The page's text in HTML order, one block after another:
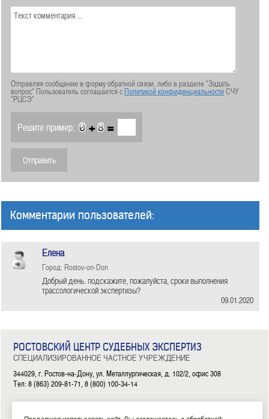
Отправляя сообщение в форму обратной связи, либо в разделе "Задать
вопрос" Пользователь соглашается сПолитикой конфиденциальностиСЧУ
"РЦСЭ"
Решите пример: + =
Комментарии пользователей:
Елена
Город: Rostov-on-Don
Добрый день. подскажите, пожалуйста, сроки выполнения
трассологической экспертизы?
09.01.2020
РОСТОВСКИЙ ЦЕНТР СУДЕБНЫХ ЭКСПЕРТИЗ
СПЕЦИАЛИЗИРОВАННОЕ ЧАСТНОЕ УЧРЕЖДЕНИЕ
344029, г. Ростов-на-Дону, ул. Металлургическая, д. 102/2, офис 308
Тел: 8 (863) 209-81-71, 8 (800) 100-34-14
| | | | |